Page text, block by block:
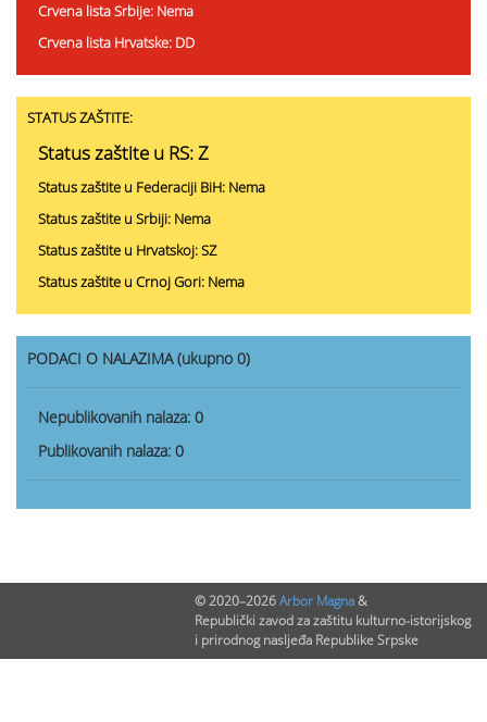
Crvena lista Srbije: Nema
Crvena lista Hrvatske: DD
STATUS ZAŠTITE:
Status zaštite u RS: Z
Status zaštite u Federaciji BiH: Nema
Status zaštite u Srbiji: Nema
Status zaštite u Hrvatskoj: SZ
Status zaštite u Crnoj Gori: Nema
PODACI O NALAZIMA (ukupno 0)
Nepublikovanih nalaza: 0
Publikovanih nalaza: 0
© 2020–2026Arbor Magna&
Republički zavod za zaštitu kulturno-istorijskog
i prirodnog nasljeđa Republike Srpske